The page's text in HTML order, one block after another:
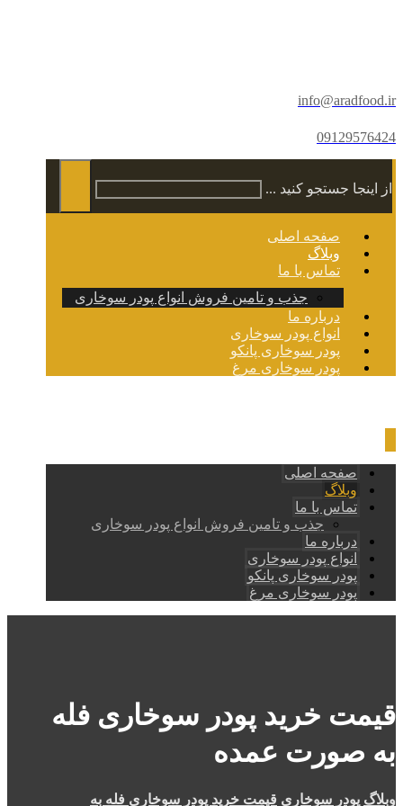
info@aradfood.ir
09129576424
از اینجا جستجو کنید ...
صفحه اصلی
وبلاگ
تماس با ما
جذب و تامین فروش انواع پودر سوخاری
درباره ما
انواع پودر سوخاری
پودر سوخاری پانکو
پودر سوخاری مرغ
صفحه اصلی
وبلاگ
تماس با ما
جذب و تامین فروش انواع پودر سوخاری
درباره ما
انواع پودر سوخاری
پودر سوخاری پانکو
پودر سوخاری مرغ
قیمت خرید پودر سوخاری فله
به صورت عمده
وبلاگ پودر سوخاری قیمت خرید پودر سوخاری فله به